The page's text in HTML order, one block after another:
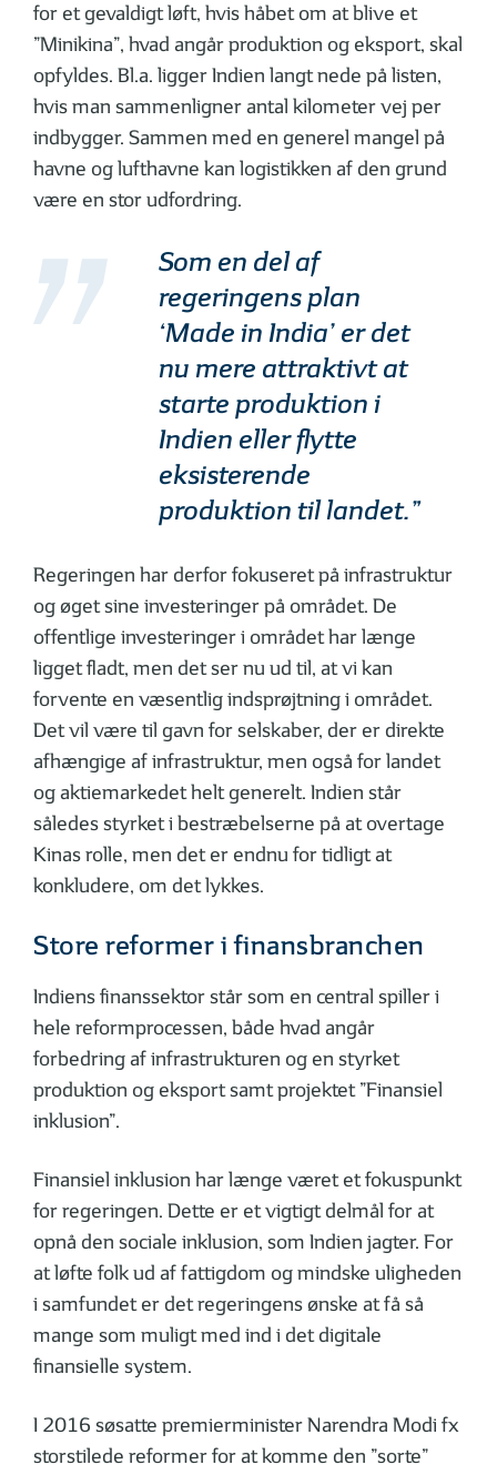
for et gevaldigt løft, hvis håbet om at blive et
”Minikina”, hvad angår produktion og eksport, skal
opfyldes. Bl.a. ligger Indien langt nede på listen,
hvis man sammenligner antal kilometer vej per
indbygger. Sammen med en generel mangel på
havne og lufthavne kan logistikken af den grund
være en stor udfordring.
Som en del af
regeringens plan
‘Made in India’ er det
nu mere attraktivt at
starte produktion i
Indien eller flytte
eksisterende
produktion til landet.”
Regeringen har derfor fokuseret på infrastruktur
og øget sine investeringer på området. De
offentlige investeringer i området har længe
ligget fladt, men det ser nu ud til, at vi kan
forvente en væsentlig indsprøjtning i området.
Det vil være til gavn for selskaber, der er direkte
afhængige af infrastruktur, men også for landet
og aktiemarkedet helt generelt. Indien står
således styrket i bestræbelserne på at overtage
Kinas rolle, men det er endnu for tidligt at
konkludere, om det lykkes.
Store reformer i finansbranchen
Indiens finanssektor står som en central spiller i
hele reformprocessen, både hvad angår
forbedring af infrastrukturen og en styrket
produktion og eksport samt projektet ”Finansiel
inklusion”.
Finansiel inklusion har længe været et fokuspunkt
for regeringen. Dette er et vigtigt delmål for at
opnå den sociale inklusion, som Indien jagter. For
at løfte folk ud af fattigdom og mindske uligheden
i samfundet er det regeringens ønske at få så
mange som muligt med ind i det digitale
finansielle system.
I 2016 søsatte premierminister Narendra Modi fx
storstilede reformer for at komme den ”sorte”